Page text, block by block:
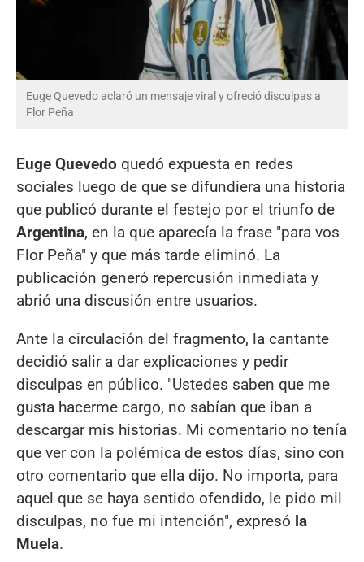
Euge Quevedo aclaró un mensaje viral y ofreció disculpas a
Flor Peña
Euge Quevedo quedó expuesta en redes
sociales luego de que se difundiera una historia
que publicó durante el festejo por el triunfo de
Argentina, en la que aparecía la frase "para vos
Flor Peña" y que más tarde eliminó. La
publicación generó repercusión inmediata y
abrió una discusión entre usuarios.
Ante la circulación del fragmento, la cantante
decidió salir a dar explicaciones y pedir
disculpas en público. "Ustedes saben que me
gusta hacerme cargo, no sabían que iban a
descargar mis historias. Mi comentario no tenía
que ver con la polémica de estos días, sino con
otro comentario que ella dijo. No importa, para
aquel que se haya sentido ofendido, le pido mil
disculpas, no fue mi intención", expresó la
Muela.